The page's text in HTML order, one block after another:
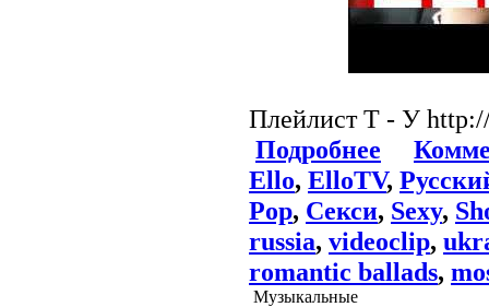
Плейлист Т - У
Подробнее
Ello, ElloTV,
Pop, Секси, Sexy,
russia, videoclip,
romantic ballads,
Музыкальные